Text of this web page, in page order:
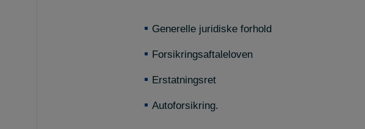
Generelle juridiske forhold
Forsikringsaftaleloven
Erstatningsret
Autoforsikring.